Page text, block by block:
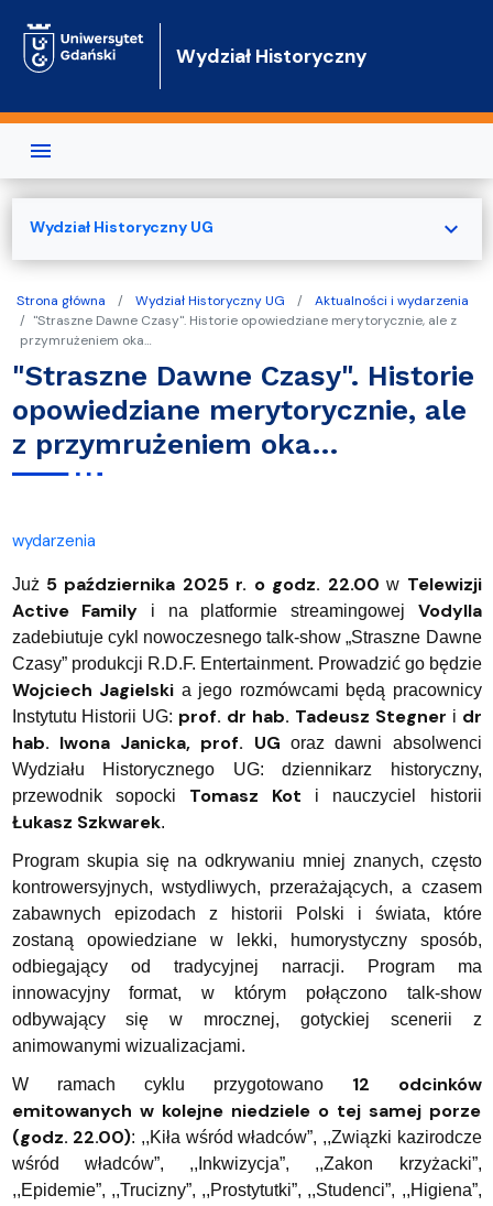
Wydział Historyczny
Strona główna Wydział Historyczny UG
Aktualności i wydarzenia
"Straszne Dawne Czasy". Historie opowiedziane merytorycznie, ale z
przymrużeniem oka…
"Straszne Dawne Czasy". Historie
opowiedziane merytorycznie, ale
z przymrużeniem oka…
wydarzenia
Już 5 października 2025 r. o godz. 22.00w Telewizji
Active Family i na platformie streamingowej Vodylla
zadebiutuje cykl nowoczesnego talk-show „Straszne Dawne
Czasy” produkcji R.D.F. Entertainment. Prowadzić go będzie
Wojciech Jagielski a jego rozmówcami będą pracownicy
Instytutu Historii UG: prof. dr hab. Tadeusz Stegner i dr
hab. Iwona Janicka, prof. UG oraz dawni absolwenci
Wydziału Historycznego UG: dziennikarz historyczny,
przewodnik sopocki Tomasz Kot i nauczyciel historii
Łukasz Szkwarek.
Program skupia się na odkrywaniu mniej znanych, często
kontrowersyjnych, wstydliwych, przerażających, a czasem
zabawnych epizodach z historii Polski i świata, które
zostaną opowiedziane w lekki, humorystyczny sposób,
odbiegający od tradycyjnej narracji. Program ma
innowacyjny format, w którym połączono talk-show
odbywający się w mrocznej, gotyckiej scenerii z
animowanymi wizualizacjami.
W ramach cyklu przygotowano 12 odcinków
emitowanych w kolejne niedziele o tej samej porze
(godz. 22.00): ,,Kiła wśród władców”, ,,Związki kazirodcze
wśród władców”, ,,Inkwizycja”, ,,Zakon krzyżacki”,
,,Epidemie”, ,,Trucizny”, ,,Prostytutki”, ,,Studenci”, ,,Higiena”,
Wydział Historyczny UG expand_more